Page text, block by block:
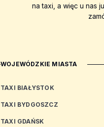
na taxi, a więc u nas
WOJEWÓDZKIE MIASTA
TAXI BIAŁYSTOK
TAXI BYDGOSZCZ
TAXI GDAŃSK